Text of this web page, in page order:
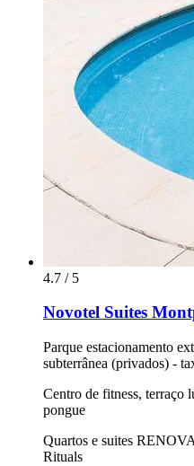
4.7 / 5
Novotel Suites
Parque estacionamento
subterrânea (privados) -
Centro de fitness, terraço
pongue
Quartos e suites
Rituals